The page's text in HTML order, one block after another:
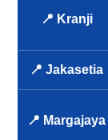
📍 Kranji
📍 Jakasetia
📍 Margajaya